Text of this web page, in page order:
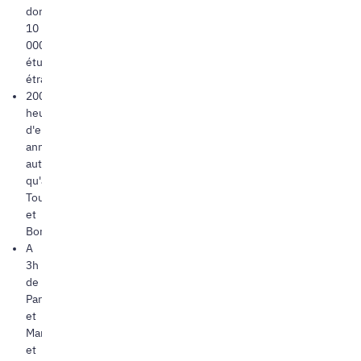
dont
10
000
étudiants
étrangers
2000
heures
d'ensoleillement
annuel,
autant
qu'à
Toulouse
et
Bordeaux
A
3h
de
Paris
et
Marseille
et